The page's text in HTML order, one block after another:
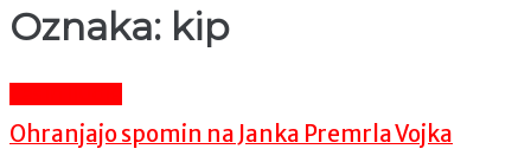
Oznaka: kip
Ohranjajo spomin na Janka Premrla Vojka